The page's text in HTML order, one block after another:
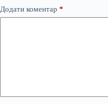
Додати коментар *